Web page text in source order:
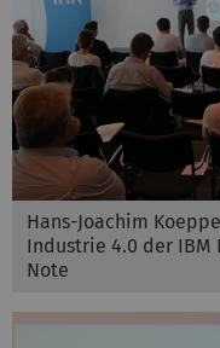
Hans-Joachim
Industrie 4.0 der IBM
Note